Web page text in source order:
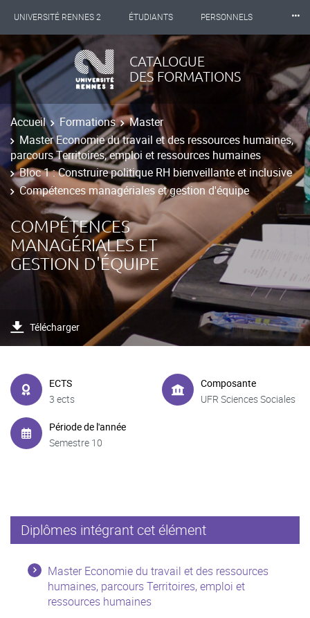
UNIVERSITÉ RENNES 2 ÉTUDIANTS PERSONNELS
INTERNATIONAL PROFESSIONNELS
LES NOUVELLES DE RENNES 2
⸱⸱⸱
CATALOGUE
DES FORMATIONS
Accueil Formations
Master
Master Economie du travail et des ressources humaines,
parcours Territoires, emploi et ressources humaines
Bloc 1 : Construire politique RH bienveillante et inclusive
Compétences managériales et gestion d'équipe
COMPÉTENCES
MANAGÉRIALES ET
GESTION D'ÉQUIPE
Télécharger
ECTS
3 ects
Composante
UFR Sciences Sociales
Période de l'année
Semestre 10
Diplômes intégrant cet élément
Master Economie du travail et des ressources
humaines, parcours Territoires, emploi et
ressources humaines